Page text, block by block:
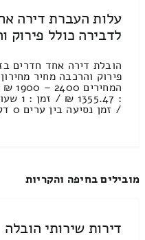
עלות העברת דירה
לדבירה כולל פירוק
הובלת דירה אחד חדרים
/ זמן נסיעה בין ערים 0 דקות 0 [...]
מובילים בחיפה והקריות
דירות שירותי הובלה